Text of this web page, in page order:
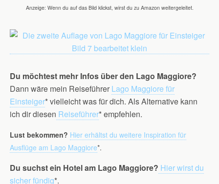
Anzeige: Wenn du auf das Bild klickst, wirst du zu Amazon weitergeleitet.
Du möchtest mehr Infos über den Lago Maggiore?
Dann wäre mein Reiseführer Lago Maggiore für
Einsteiger* vielleicht was für dich. Als Alternative kann
ich dir diesen Reiseführer* empfehlen.
Lust bekommen? Hier erhältst du weitere Inspiration für
Ausflüge am Lago Maggiore*.
Du suchst ein Hotel am Lago Maggiore? Hier wirst du
sicher fündig*.